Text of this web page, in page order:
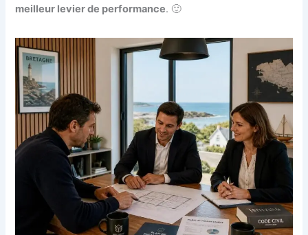
meilleur levier de performance. 🙂